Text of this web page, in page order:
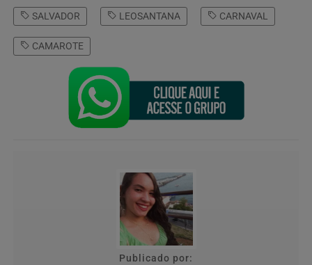
SALVADOR LEOSANTANA CARNAVAL
CAMAROTE
Publicado por: